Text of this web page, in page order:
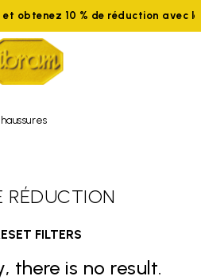
obtenez 10 % de réduction avec le
RÉDUCTION
FILTERS
there is no result.